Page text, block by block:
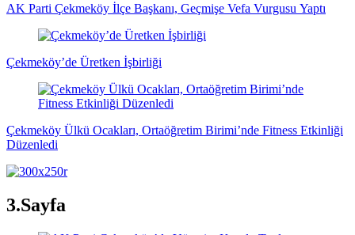
AK Parti Çekmeköy İlçe Başkanı, Geçmişe Vefa Vurgusu Yaptı
Çekmeköy’de Üretken İşbirliği
Çekmeköy Ülkü Ocakları, Ortaöğretim Birimi’nde Fitness Etkinliği
Düzenledi
3.Sayfa